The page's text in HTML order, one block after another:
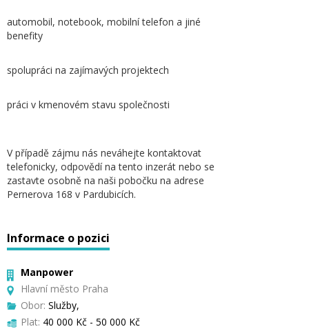
automobil, notebook, mobilní telefon a jiné
benefity
spolupráci na zajímavých projektech
práci v kmenovém stavu společnosti
V případě zájmu nás neváhejte kontaktovat
telefonicky, odpovědí na tento inzerát nebo se
zastavte osobně na naši pobočku na adrese
Pernerova 168 v Pardubicích.
Informace o pozici
Manpower
Hlavní město Praha
Obor: Služby,
Plat: 40 000 Kč - 50 000 Kč